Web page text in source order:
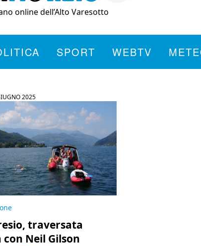
online dell’Alto Varesotto
SPORT WEBTV
2025
traversata
Neil Gilson